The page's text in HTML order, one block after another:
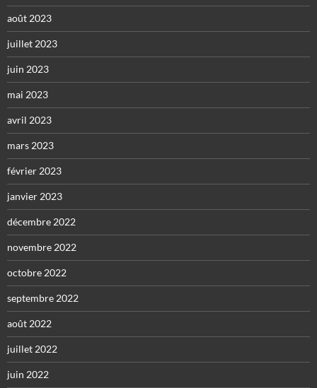
août 2023
juillet 2023
juin 2023
mai 2023
avril 2023
mars 2023
février 2023
janvier 2023
décembre 2022
novembre 2022
octobre 2022
septembre 2022
août 2022
juillet 2022
juin 2022